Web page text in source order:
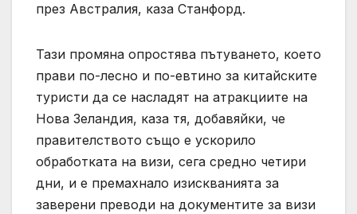
през Австралия, каза Станфорд.
Тази промяна опростява пътуването, което
прави по-лесно и по-евтино за китайските
туристи да се насладят на атракциите на
Нова Зеландия, каза тя, добавяйки, че
правителството също е ускорило
обработката на визи, сега средно четири
дни, и е премахнало изискванията за
заверени преводи на документите за визи